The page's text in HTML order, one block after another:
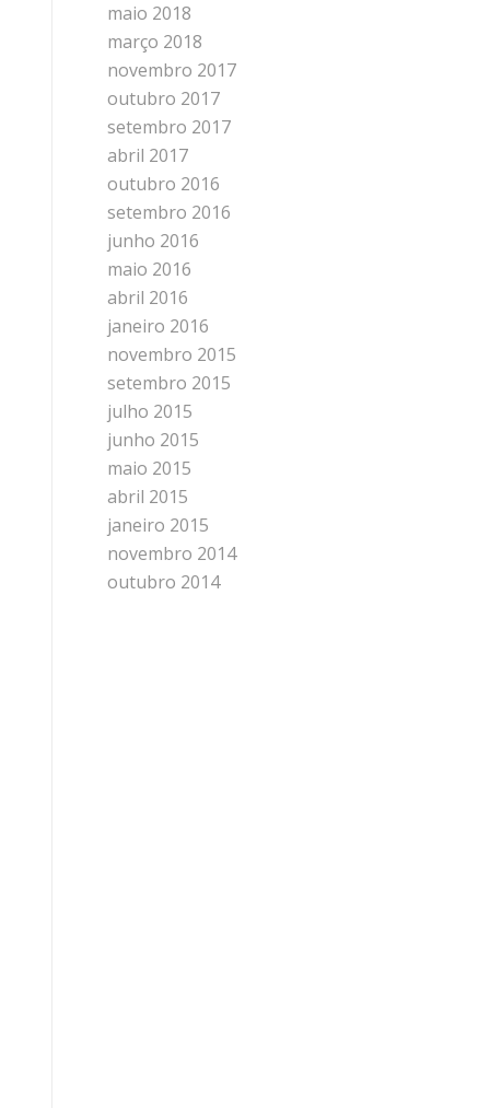
maio 2018
março 2018
novembro 2017
outubro 2017
setembro 2017
abril 2017
outubro 2016
setembro 2016
junho 2016
maio 2016
abril 2016
janeiro 2016
novembro 2015
setembro 2015
julho 2015
junho 2015
maio 2015
abril 2015
janeiro 2015
novembro 2014
outubro 2014